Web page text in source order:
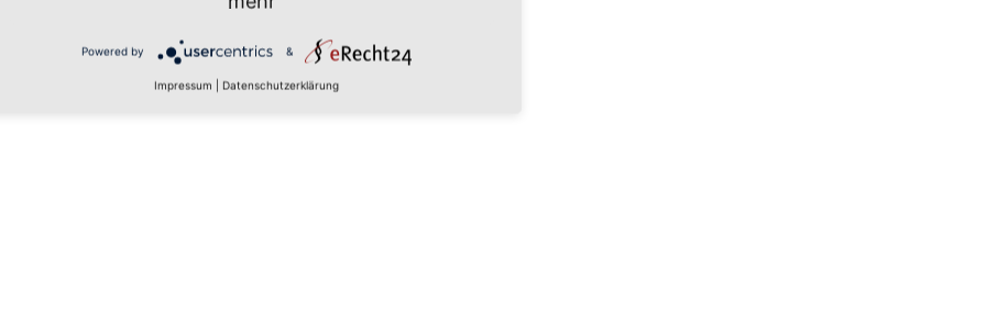
Powered by &
Impressum Datenschutzerklärung